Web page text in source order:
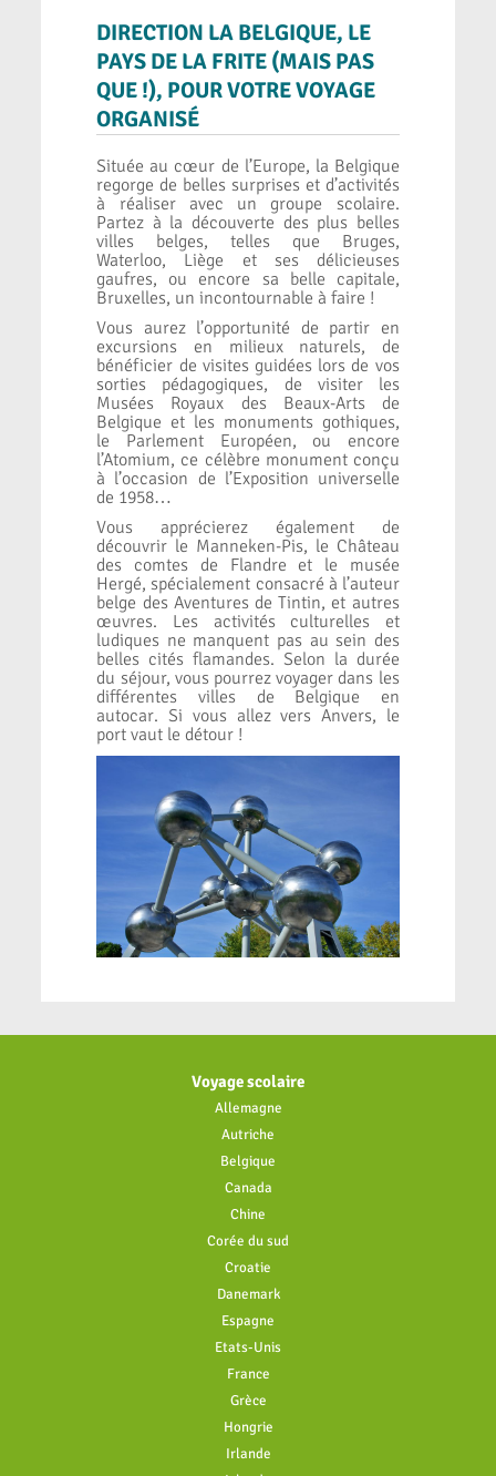
DIRECTION LA BELGIQUE, LE
PAYS DE LA FRITE (MAIS PAS
QUE !), POUR VOTRE VOYAGE
ORGANISÉ
Située au cœur de l’Europe, la Belgique
regorge de belles surprises et d’activités
à réaliser avec un groupe scolaire.
Partez à la découverte des plus belles
villes belges, telles que Bruges,
Waterloo, Liège et ses délicieuses
gaufres, ou encore sa belle capitale,
Bruxelles, un incontournable à faire !
Vous aurez l’opportunité de partir en
excursions en milieux naturels, de
bénéficier de visites guidées lors de vos
sorties pédagogiques, de visiter les
Musées Royaux des Beaux-Arts de
Belgique et les monuments gothiques,
le Parlement Européen, ou encore
l’Atomium, ce célèbre monument conçu
à l’occasion de l’Exposition universelle
de 1958…
Vous apprécierez également de
découvrir le Manneken-Pis, le Château
des comtes de Flandre et le musée
Hergé, spécialement consacré à l’auteur
belge des Aventures de Tintin, et autres
œuvres. Les activités culturelles et
ludiques ne manquent pas au sein des
belles cités flamandes. Selon la durée
du séjour, vous pourrez voyager dans les
différentes villes de Belgique en
autocar. Si vous allez vers Anvers, le
port vaut le détour !
Voyage scolaire
Allemagne
Autriche
Belgique
Canada
Chine
Corée du sud
Croatie
Danemark
Espagne
Etats-Unis
France
Grèce
Hongrie
Irlande